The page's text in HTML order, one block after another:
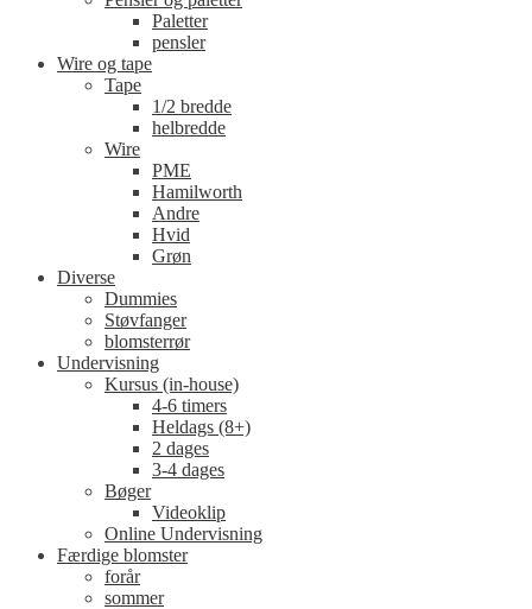
Paletter
pensler
Wire og tape
Tape
1/2 bredde
helbredde
Wire
PME
Hamilworth
Andre
Hvid
Grøn
Diverse
Dummies
Støvfanger
blomsterrør
Undervisning
Kursus (in-house)
4-6 timers
Heldags (8+)
2 dages
3-4 dages
Bøger
Videoklip
Online Undervisning
Færdige blomster
forår
sommer